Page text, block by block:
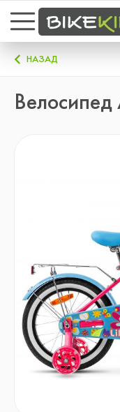
НАЗАД
Велосипед